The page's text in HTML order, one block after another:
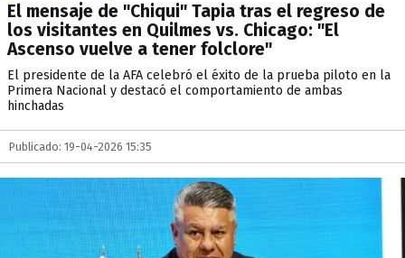
El mensaje de "Chiqui" Tapia tras el regreso de
los visitantes en Quilmes vs. Chicago: "El
Ascenso vuelve a tener folclore"
El presidente de la AFA celebró el éxito de la prueba piloto en la
Primera Nacional y destacó el comportamiento de ambas
hinchadas
Publicado: 19-04-2026 15:35